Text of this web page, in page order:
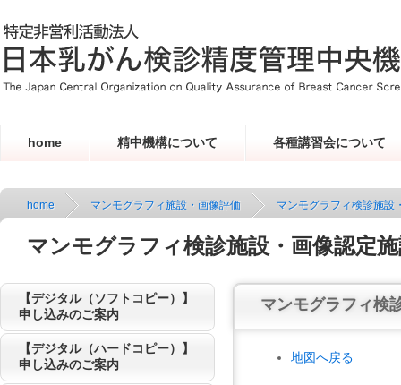
home 精中機構について 各種講習会について
home マンモグラフィ施設・画像評価 マンモグラフィ検診施設
マンモグラフィ検診施設・画像認定
マンモグラフィ検
地図へ戻る
【デジタル（ソフトコピー）】
申し込みのご案内
【デジタル（ハードコピー）】
申し込みのご案内